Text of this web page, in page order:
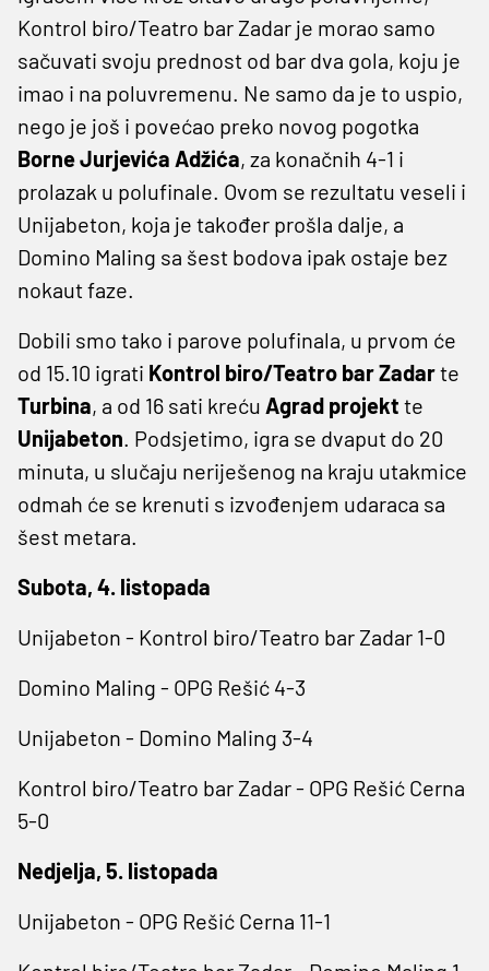
Kontrol biro/Teatro bar Zadar je morao samo
sačuvati svoju prednost od bar dva gola, koju je
imao i na poluvremenu. Ne samo da je to uspio,
nego je još i povećao preko novog pogotka
Borne Jurjevića Adžića, za konačnih 4-1 i
prolazak u polufinale. Ovom se rezultatu veseli i
Unijabeton, koja je također prošla dalje, a
Domino Maling sa šest bodova ipak ostaje bez
nokaut faze.
Dobili smo tako i parove polufinala, u prvom će
od 15.10 igrati Kontrol biro/Teatro bar Zadarte
Turbina, a od 16 sati kreću Agrad projekt te
Unijabeton. Podsjetimo, igra se dvaput do 20
minuta, u slučaju neriješenog na kraju utakmice
odmah će se krenuti s izvođenjem udaraca sa
šest metara.
Subota, 4. listopada
Unijabeton - Kontrol biro/Teatro bar Zadar 1-0
Domino Maling - OPG Rešić 4-3
Unijabeton - Domino Maling 3-4
Kontrol biro/Teatro bar Zadar - OPG Rešić Cerna
5-0
Nedjelja, 5. listopada
Unijabeton - OPG Rešić Cerna 11-1